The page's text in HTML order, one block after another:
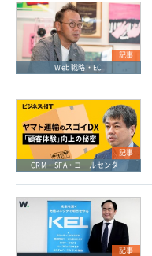
記事
Web戦略・EC
記事
CRM・SFA・コールセンター
記事